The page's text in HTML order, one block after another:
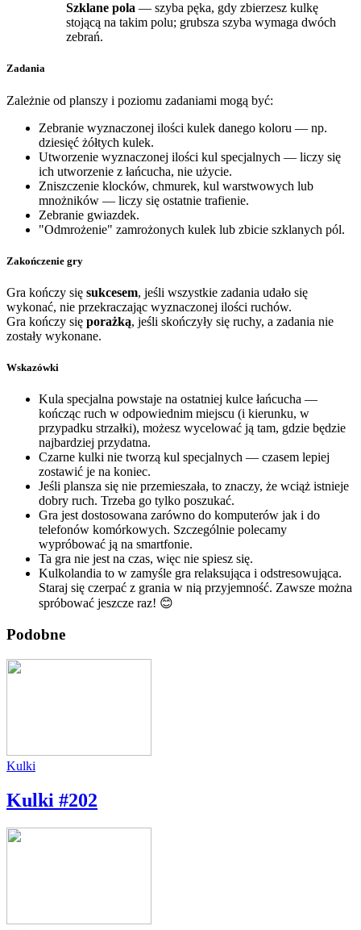
Szklane pola — szyba pęka, gdy zbierzesz kulkę
stojącą na takim polu; grubsza szyba wymaga dwóch
zebrań.
Zadania
Zależnie od planszy i poziomu zadaniami mogą być:
Zebranie wyznaczonej ilości kulek danego koloru — np.
dziesięć żółtych kulek.
Utworzenie wyznaczonej ilości kul specjalnych — liczy się
ich utworzenie z łańcucha, nie użycie.
Zniszczenie klocków, chmurek, kul warstwowych lub
mnożników — liczy się ostatnie trafienie.
Zebranie gwiazdek.
"Odmrożenie" zamrożonych kulek lub zbicie szklanych pól.
Zakończenie gry
Gra kończy się sukcesem, jeśli wszystkie zadania udało się
wykonać, nie przekraczając wyznaczonej ilości ruchów.
Gra kończy się porażką, jeśli skończyły się ruchy, a zadania nie
zostały wykonane.
Wskazówki
Kula specjalna powstaje na ostatniej kulce łańcucha —
kończąc ruch w odpowiednim miejscu (i kierunku, w
przypadku strzałki), możesz wycelować ją tam, gdzie będzie
najbardziej przydatna.
Czarne kulki nie tworzą kul specjalnych — czasem lepiej
zostawić je na koniec.
Jeśli plansza się nie przemieszała, to znaczy, że wciąż istnieje
dobry ruch. Trzeba go tylko poszukać.
Gra jest dostosowana zarówno do komputerów jak i do
telefonów komórkowych. Szczególnie polecamy
wypróbować ją na smartfonie.
Ta gra nie jest na czas, więc nie spiesz się.
Kulkolandia to w zamyśle gra relaksująca i odstresowująca.
Staraj się czerpać z grania w nią przyjemność. Zawsze można
spróbować jeszcze raz! 😊
Podobne
Kulki
Kulki #202